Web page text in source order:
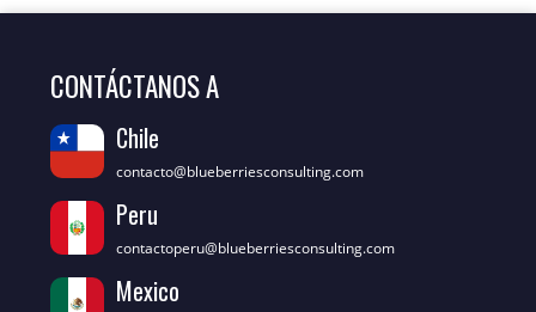
CONTÁCTANOS A
Chile
contacto@blueberriesconsulting.com
Peru
contactoperu@blueberriesconsulting.com
Mexico